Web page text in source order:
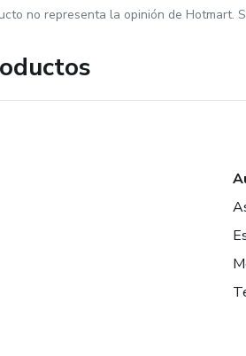
no representa la opinión de Hotmart.